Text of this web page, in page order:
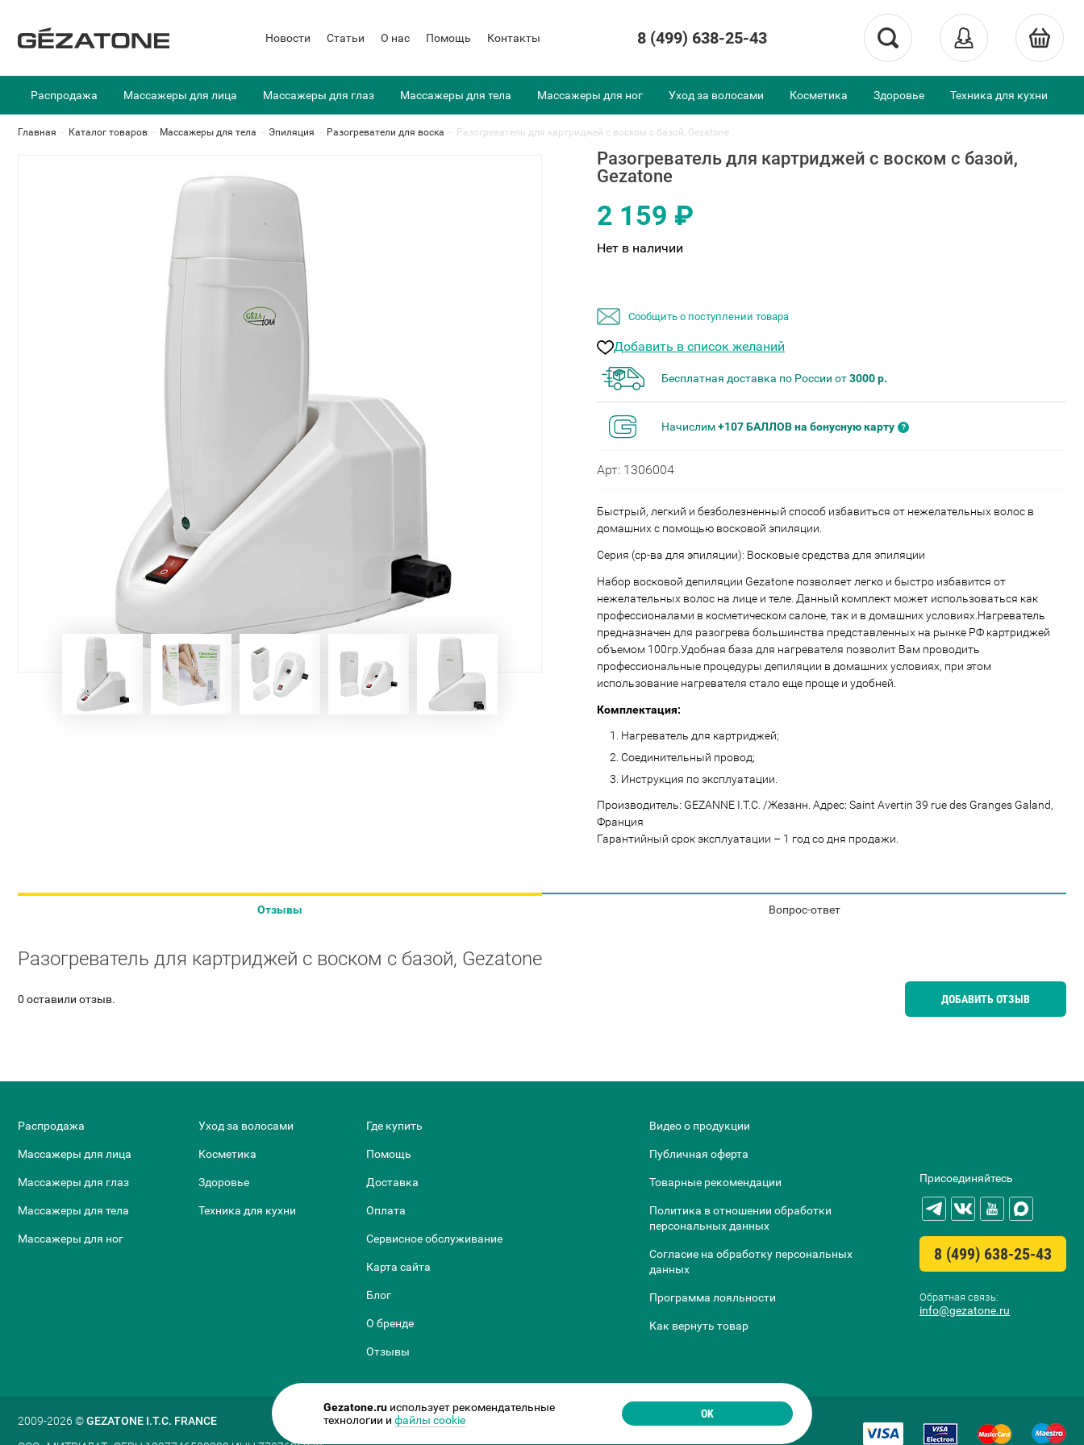
Новости Статьи О нас Помощь Контакты 8 (499) 638-25-43
Распродажа Массажеры для лица Массажеры для глаз Массажеры для тела Массажеры для ног Уход за волосами Косметика Здоровье Техника для кухни
Главная - Каталог товаров - Массажеры для тела - Эпиляция - Разогреватели для воска - Разогреватель для картриджей с воском c базой, Gezatone
Разогреватель для картриджей с воском c базой,
Gezatone
2 159 ₽
Нет в наличии
Сообщить о поступлении товара
Добавить в список желаний
Бесплатная доставка по России от3000 р.
Начислим+107 БАЛЛОВ на бонусную карту
Арт: 1306004
Быстрый, легкий и безболезненный способ избавиться от нежелательных волос в
домашних с помощью восковой эпиляции.
Серия (ср-ва для эпиляции): Восковые средства для эпиляции
Набор восковой депиляции Gezatone позволяет легко и быстро избавится от
нежелательных волос на лице и теле. Данный комплект может использоваться как
профессионалами в косметическом салоне, так и в домашних условиях.Нагреватель
предназначен для разогрева большинства представленных на рынке РФ картриджей
объемом 100гр.Удобная база для нагревателя позволит Вам проводить
профессиональные процедуры депиляции в домашних условиях, при этом
использование нагревателя стало еще проще и удобней.
Комплектация:
Нагреватель для картриджей;
Соединительный провод;
Инструкция по эксплуатации.
Производитель: GEZANNE I.T.C. /Жезанн. Адрес: Saint Avertin 39 rue des Granges Galand,
Франция
Гарантийный срок эксплуатации – 1 год со дня продажи.
Отзывы Вопрос-ответ
Разогреватель для картриджей с воском c базой, Gezatone
0 оставили отзыв. ДОБАВИТЬ ОТЗЫВ
Распродажа
Массажеры для лица
Массажеры для глаз
Массажеры для тела
Массажеры для ног
Уход за волосами
Косметика
Здоровье
Техника для кухни
Где купить
Помощь
Доставка
Оплата
Сервисное обслуживание
Карта сайта
Блог
О бренде
Отзывы
Видео о продукции
Публичная оферта
Товарные рекомендации
Политика в отношении обработки
персональных данных
Согласие на обработку персональных
данных
Программа лояльности
Как вернуть товар
Присоединяйтесь
8 (499) 638-25-43
Обратная связь:
info@gezatone.ru
2009-2026 ©GEZATONE I.T.C. FRANCE
Gezatone.ru использует рекомендательные
технологии и файлы cookie OK